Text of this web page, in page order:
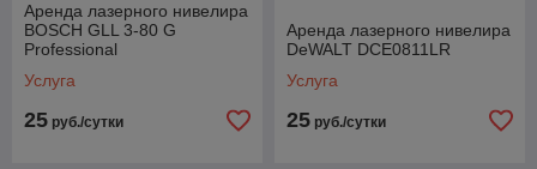
Аренда лазерного нивелира
BOSCH GLL 3-80 G
Professional
Услуга
25 руб./сутки
Аренда лазерного нивелира
DeWALT DCE0811LR
Услуга
25 руб./сутки